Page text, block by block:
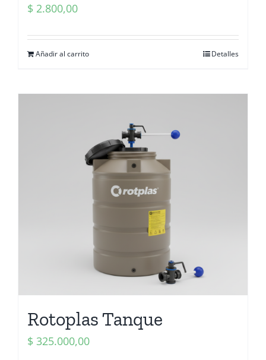
$ 2.800,00
Añadir al carrito Detalles
Rotoplas Tanque
$ 325.000,00